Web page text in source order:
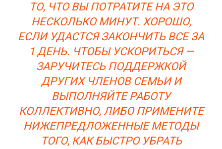
ТО, ЧТО ВЫ ПОТРАТИТЕ НА ЭТО
НЕСКОЛЬКО МИНУТ. ХОРОШО,
ЕСЛИ УДАСТСЯ ЗАКОНЧИТЬ ВСЕ ЗА
1 ДЕНЬ. ЧТОБЫ УСКОРИТЬСЯ —
ЗАРУЧИТЕСЬ ПОДДЕРЖКОЙ
ДРУГИХ ЧЛЕНОВ СЕМЬИ И
ВЫПОЛНЯЙТЕ РАБОТУ
КОЛЛЕКТИВНО, ЛИБО ПРИМЕНИТЕ
НИЖЕПРЕДЛОЖЕННЫЕ МЕТОДЫ
ТОГО, КАК БЫСТРО УБРАТЬ